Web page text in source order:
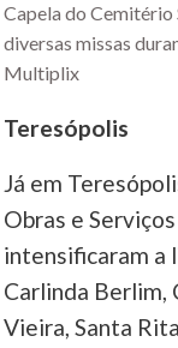
Capela do
diversas missas
Multiplix
Teresópolis
Já em
Obras e
intensificaram a
Carlinda Berlim,
Vieira, Santa